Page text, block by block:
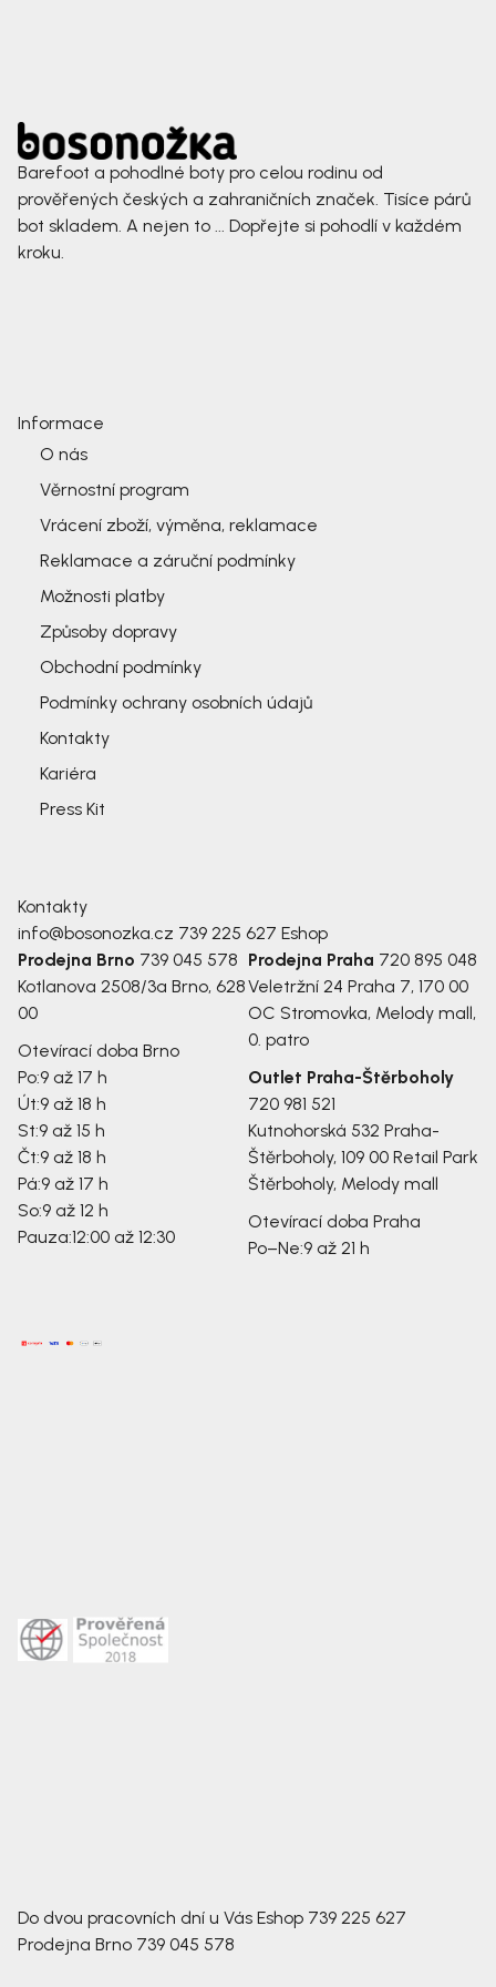
Barefoot a pohodlné boty pro celou rodinu od
prověřených českých a zahraničních značek. Tisíce párů
bot skladem. A nejen to ... Dopřejte si pohodlí v každém
kroku.
Informace
O nás
Věrnostní program
Vrácení zboží, výměna, reklamace
Reklamace a záruční podmínky
Možnosti platby
Způsoby dopravy
Obchodní podmínky
Podmínky ochrany osobních údajů
Kontakty
Kariéra
Press Kit
Kontakty
info@bosonozka.cz 739 225 627 Eshop
Prodejna Brno 739 045 578
Kotlanova 2508/3a Brno, 628
00
Otevírací doba Brno
Po:9 až 17 h
Út:9 až 18 h
St:9 až 15 h
Čt:9 až 18 h
Pá:9 až 17 h
So:9 až 12 h
Pauza:12:00 až 12:30
Prodejna Praha 720 895 048
Veletržní 24 Praha 7, 170 00
OC Stromovka, Melody mall,
0. patro
Outlet Praha-Štěrboholy
720 981 521
Kutnohorská 532 Praha-
Štěrboholy, 109 00 Retail Park
Štěrboholy, Melody mall
Otevírací doba Praha
Po–Ne:9 až 21 h
Do dvou pracovních dní u Vás Eshop 739 225 627
Prodejna Brno 739 045 578